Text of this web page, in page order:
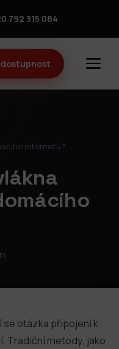
792 315 084
internetu?
otázka připojení k
Tradiční metody, jako